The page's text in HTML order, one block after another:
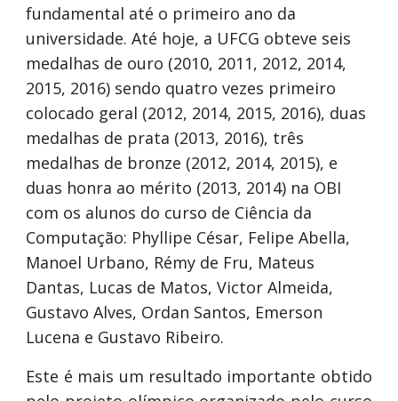
fundamental até o primeiro ano da
universidade. Até hoje, a UFCG obteve seis
medalhas de ouro (2010, 2011, 2012, 2014,
2015, 2016) sendo quatro vezes primeiro
colocado geral (2012, 2014, 2015, 2016), duas
medalhas de prata (2013, 2016), três
medalhas de bronze (2012, 2014, 2015), e
duas honra ao mérito (2013, 2014) na OBI
com os alunos do curso de Ciência da
Computação: Phyllipe César, Felipe Abella,
Manoel Urbano, Rémy de Fru, Mateus
Dantas, Lucas de Matos, Victor Almeida,
Gustavo Alves, Ordan Santos, Emerson
Lucena e Gustavo Ribeiro.
Este é mais um resultado importante obtido